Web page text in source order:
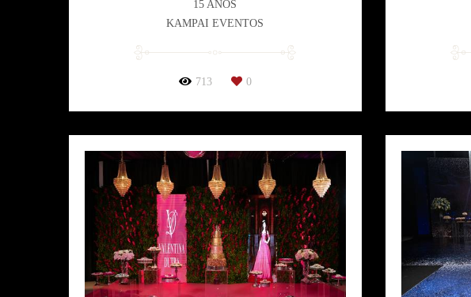
15 ANOS
KAMPAI EVENTOS
713 0